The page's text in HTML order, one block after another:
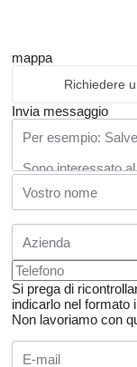
mappa
Richiedere
Invia messaggio
Si prega di
indicarlo nel formato
Non lavoriamo con